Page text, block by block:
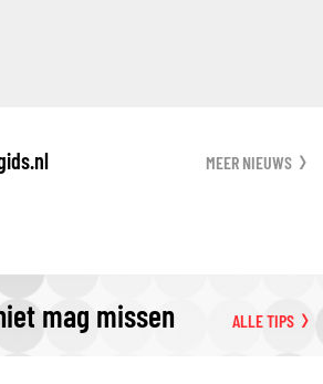
MEER NIEUWS
mag missen ALLE TIPS